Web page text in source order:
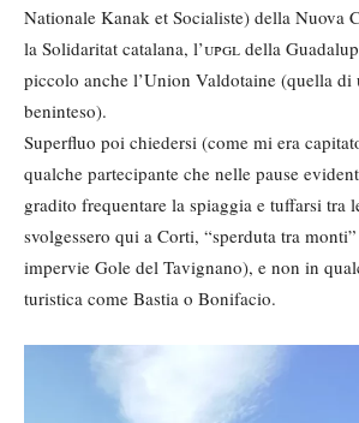
Nationale Kanak et Socialiste) della Nuova
la Solidaritat catalana, l’upgl della
piccolo anche l’Union Valdotaine (quella di
beninteso).
Superfluo poi chiedersi (come mi era
qualche partecipante che nelle pause
gradito frequentare la spiaggia e tuffarsi tra
svolgessero qui a Corti, “sperduta tra
impervie Gole del Tavignano), e non in
turistica come Bastia o Bonifacio.